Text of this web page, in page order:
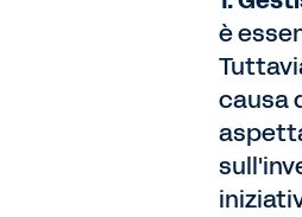
è
causa